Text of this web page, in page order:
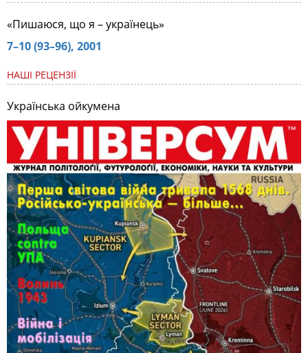
«Пишаюся, що я – українець»
7–10 (93–96), 2001
НАШІ РЕЦЕНЗІЇ
Українська ойкумена